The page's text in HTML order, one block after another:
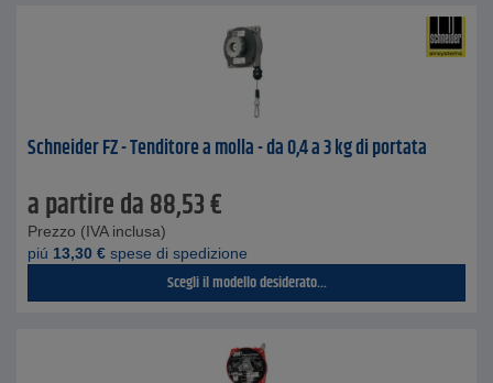
Schneider FZ - Tenditore a molla - da 0,4 a 3 kg di portata
a partire da88,53€
Prezzo (IVA inclusa)
piú 13,30 € spese di spedizione
Scegli il modello desiderato...